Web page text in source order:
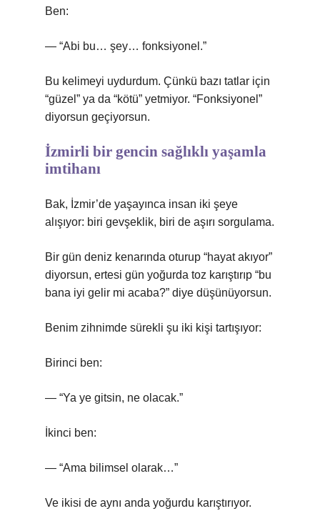
Ben:
— “Abi bu… şey… fonksiyonel.”
Bu kelimeyi uydurdum. Çünkü bazı tatlar için
“güzel” ya da “kötü” yetmiyor. “Fonksiyonel”
diyorsun geçiyorsun.
İzmirli bir gencin sağlıklı yaşamla
imtihanı
Bak, İzmir’de yaşayınca insan iki şeye
alışıyor: biri gevşeklik, biri de aşırı sorgulama.
Bir gün deniz kenarında oturup “hayat akıyor”
diyorsun, ertesi gün yoğurda toz karıştırıp “bu
bana iyi gelir mi acaba?” diye düşünüyorsun.
Benim zihnimde sürekli şu iki kişi tartışıyor:
Birinci ben:
— “Ya ye gitsin, ne olacak.”
İkinci ben:
— “Ama bilimsel olarak…”
Ve ikisi de aynı anda yoğurdu karıştırıyor.